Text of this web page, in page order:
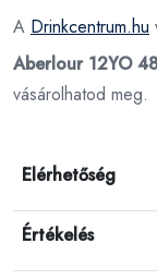
A Drinkcentrum.hu
Aberlour 12YO
vásárolhatod meg.
Elérhetőség
Értékelés